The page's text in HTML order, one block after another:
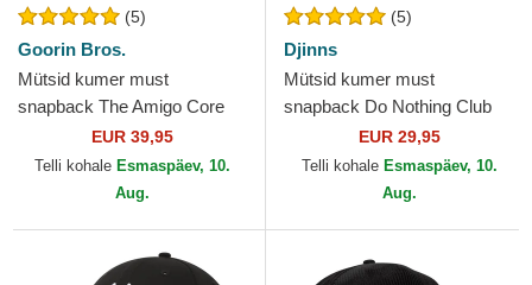
(5)
Goorin Bros.
Mütsid kumer must
snapback The Amigo Core
Combo The Farm Goorin
Bros.
EUR 39,95
Telli kohale Esmaspäev, 10.
Aug.
(5)
Djinns
Mütsid kumer must
snapback Do Nothing Club
HFT DNC Sloth Djinns
EUR 29,95
Telli kohale Esmaspäev, 10.
Aug.